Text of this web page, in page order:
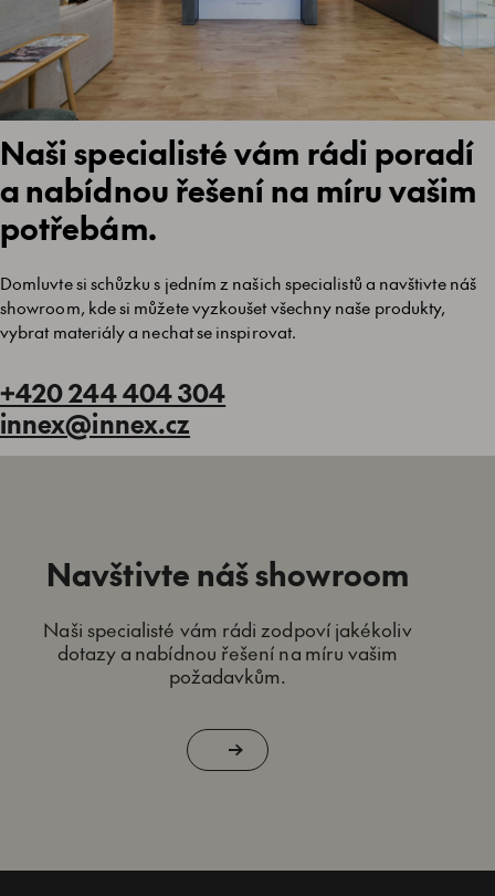
Naši specialisté vám rádi poradí
a nabídnou řešení na míru vašim
potřebám.
Domluvte si schůzku s jedním z našich specialistů a navštivte náš
showroom, kde si můžete vyzkoušet všechny naše produkty,
vybrat materiály a nechat se inspirovat.
+420 244 404 304
innex@innex.cz
Navštivte náš showroom
Naši specialisté vám rádi zodpoví jakékoliv
dotazy a nabídnou řešení na míru vašim
požadavkům.